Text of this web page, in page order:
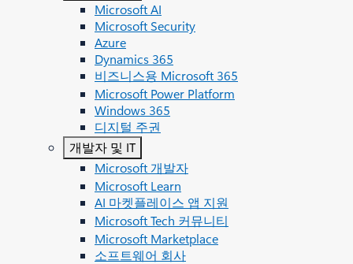
Microsoft AI
Microsoft Security
Azure
Dynamics 365
비즈니스용 Microsoft 365
Microsoft Power Platform
Windows 365
디지털 주권
개발자 및 IT
Microsoft 개발자
Microsoft Learn
AI 마켓플레이스 앱 지원
Microsoft Tech 커뮤니티
Microsoft Marketplace
소프트웨어 회사